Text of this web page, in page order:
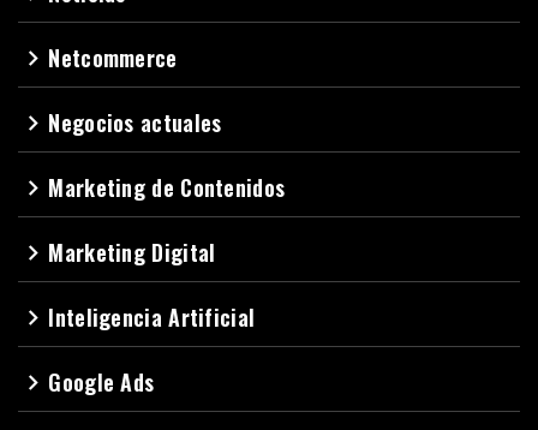
navigate_next Netcommerce
navigate_next Negocios actuales
navigate_next Marketing de Contenidos
navigate_next Marketing Digital
navigate_next Inteligencia Artificial
navigate_next Google Ads